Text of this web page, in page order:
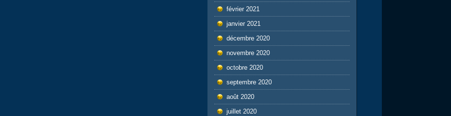
février 2021
janvier 2021
décembre 2020
novembre 2020
octobre 2020
septembre 2020
août 2020
juillet 2020